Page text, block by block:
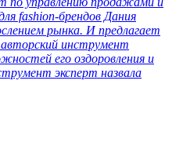
fashion-брендов Дания
рынка. И предлагает
инструмент
его оздоровления и
эксперт назвала